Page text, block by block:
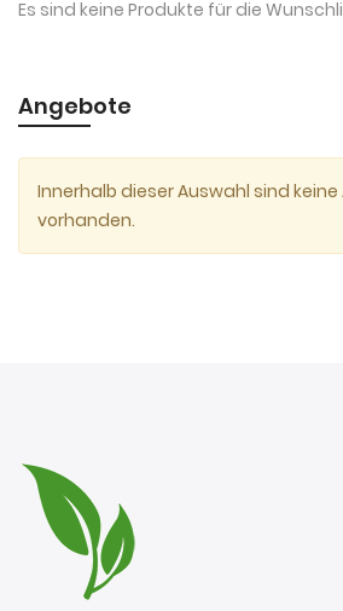
Es sind keine Produkte für die
Angebote
Innerhalb dieser Auswahl sind
vorhanden.